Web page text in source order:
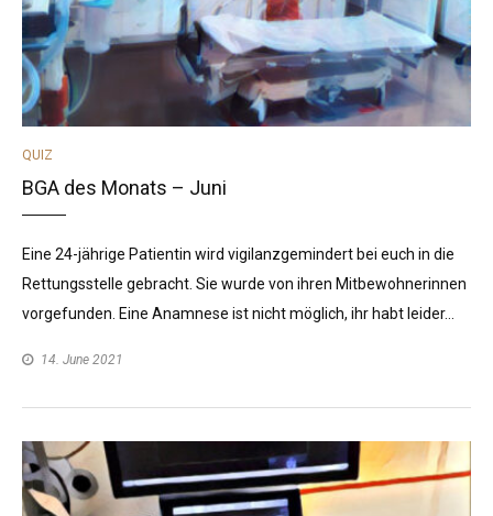
CATEGORIES
QUIZ
BGA des Monats – Juni
Eine 24-jährige Patientin wird vigilanzgemindert bei euch in die
Rettungsstelle gebracht. Sie wurde von ihren Mitbewohnerinnen
vorgefunden. Eine Anamnese ist nicht möglich, ihr habt leider…
14. June 2021